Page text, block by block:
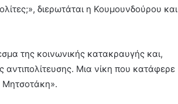
διερωτάται η Κουμουνδούρου και
της κοινωνικής κατακραυγής και,
Μια νίκη που κατάφερε
Μητσοτάκη».